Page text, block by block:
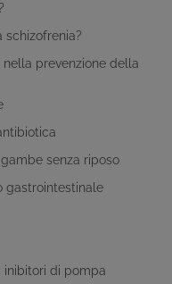
prevenzione della
senza riposo
gastrointestinale
inibitori di pompa